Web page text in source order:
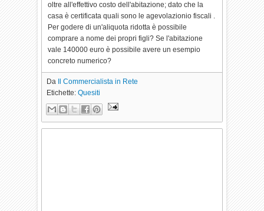
oltre all'effettivo costo dell'abitazione; dato che la
casa è certificata quali sono le agevolazionio fiscali .
Per godere di un'aliquota ridotta è possibile
comprare a nome dei propri figli? Se l'abitazione
vale 140000 euro è possibile avere un esempio
concreto numerico?
Da
Il Commercialista in Rete
Etichette:Quesiti